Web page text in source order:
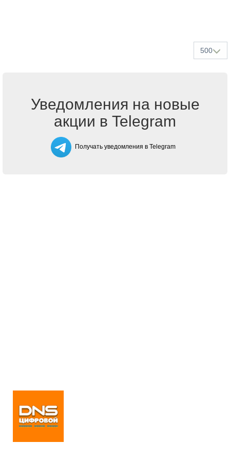
500
Уведомления на новые
акции в Telegram
Получать уведомления в Telegram